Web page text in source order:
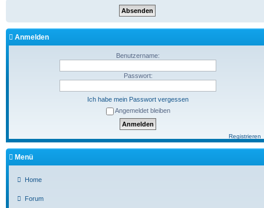
Anmelden
Benutzername:
Passwort:
Ich habe mein Passwort vergessen
Angemeldet bleiben
Registrieren
Menü
Home
Forum